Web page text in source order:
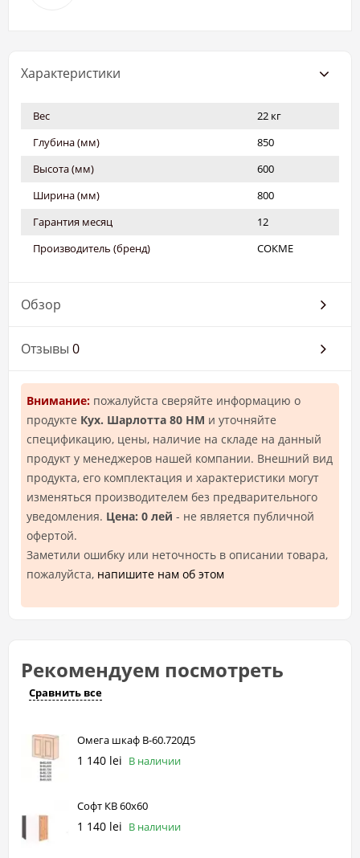
Характеристики
Вес
22 кг
Глубина (мм)
850
Высота (мм)
600
Ширина (мм)
800
Гарантия месяц
12
Производитель (бренд)
СОКМЕ
Обзор
Отзывы 0
Внимание: пожалуйста сверяйте информацию о
продукте Кух. Шарлотта 80 НМ и уточняйте
спецификацию, цены, наличие на складе на данный
продукт у менеджеров нашей компании. Внешний вид
продукта, его комплектация и характеристики могут
изменяться производителем без предварительного
уведомления. Цена: 0 лей - не является публичной
офертой.
Заметили ошибку или неточность в описании товара,
пожалуйста, напишите нам об этом
Рекомендуем посмотреть
Сравнить все
Омега шкаф В-60.720Д5
1 140 lei В наличии
Софт КВ 60х60
1 140 lei В наличии